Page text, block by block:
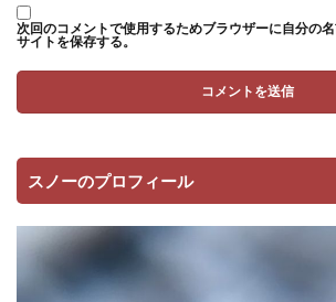
次回のコメントで使用するためブラウザーに自分の名
サイトを保存する。
スノーのプロフィール